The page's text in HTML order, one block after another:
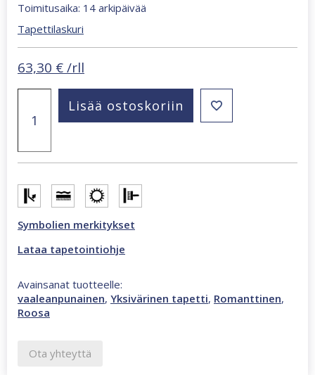
Toimitusaika: 14 arkipäivää
Tapettilaskuri
63,30 € /rll
Iconic
tapetti
määrä
Lisää ostoskoriin
Symbolien merkitykset
Lataa tapetointiohje
Avainsanat tuotteelle:
vaaleanpunainen, Yksivärinen tapetti, Romanttinen,
Roosa
Ota yhteyttä